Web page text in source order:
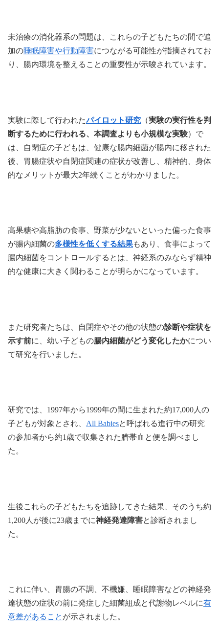
未治療の消化器系の問題は、これらの子どもたちの間で追
加の睡眠障害や行動障害につながる可能性が指摘されてお
り、腸内環境を整えることの重要性が示唆されています。
実験に際して行われたパイロット研究 （実験の実行性を判
断するために行われる、本調査よりも小規模な実験）で
は、自閉症の子どもは、健康な腸内細菌が腸内に移された
後、胃腸症状や自閉症関連の症状が改善し、精神的、身体
的なメリットが最大2年続くことがわかりました。
高果糖や高脂肪の食事、野菜が少ないといった偏った食事
が腸内細菌の多様性を低くする結果もあり、食事によって
腸内細菌をコントロールするとは、神経系のみならず精神
的な健康に大きく関わることが明らかになっています。
また研究者たちは、自閉症やその他の状態の診断や症状を
示す前に、幼い子どもの腸内細菌がどう変化したかについ
て研究を行いました。
研究では、1997年から1999年の間に生まれた約17,000人の
子どもが対象とされ、 All Babiesと呼ばれる進行中の研究
の参加者から約1歳で収集された臍帯血と便を調べまし
た。
生後これらの子どもたちを追跡してきた結果、そのうち約
1,200人が後に23歳までに神経発達障害と診断されまし
た。
これに伴い、胃腸の不調、不機嫌、睡眠障害などの神経発
達状態の症状の前に発症した細菌組成と代謝物レベルに有
意差があること が示されました。